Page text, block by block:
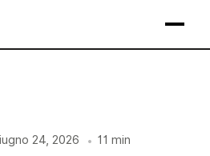
24, 2026 • 11 min